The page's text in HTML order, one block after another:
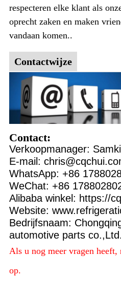
respecteren elke klant als
oprecht zaken en maken
vandaan komen..
Contactwijze
Contact:
Verkoopmanager:
E-mail:
WhatsApp: +86
WeChat: +86
Alibaba winkel: https://
Website:
Bedrijfsnaam:
automotive parts co.,Ltd.
Als u nog meer vragen heeft,
op.